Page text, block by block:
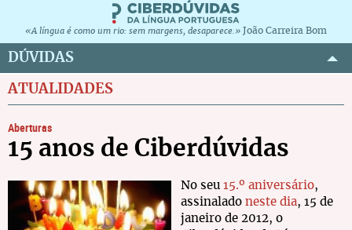
«A língua é como um rio: sem margens, desaparece.» João Carreira Bom
DÚVIDAS
ATUALIDADES
Aberturas
15 anos de Ciberdúvidas
No seu 15.º aniversário,
assinalado neste dia, 15 de
janeiro de 2012, o